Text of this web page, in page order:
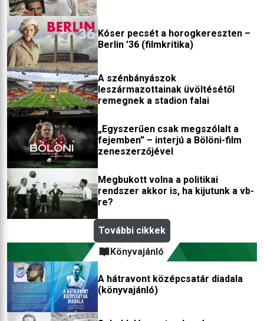
Kóser pecsét a horogkereszten –
Berlin ’36 (filmkritika)
A szénbányászok
leszármazottainak üvöltésétől
remegnek a stadion falai
„Egyszerűen csak megszólalt a
fejemben” – interjú a Bölöni-film
zeneszerzőjével
Megbukott volna a politikai
rendszer akkor is, ha kijutunk a vb-
re?
További cikkek
Könyvajánló
A hátravont középcsatár diadala
(könyvajánló)